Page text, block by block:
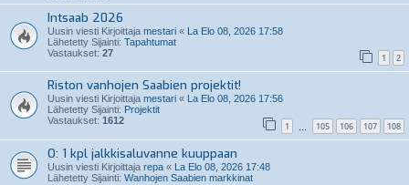
Intsaab 2026
Uusin viesti Kirjoittaja mestari « La Elo 08, 2026 17:58
Lähetetty Sijainti: Tapahtumat
Vastaukset: 27 1 2
Riston vanhojen Saabien projektit!
Uusin viesti Kirjoittaja mestari « La Elo 08, 2026 17:56
Lähetetty Sijainti: Projektit
Vastaukset: 1612 1 105 106 107 108
O: 1 kpl jalkkisaluvanne kuuppaan
Uusin viesti Kirjoittaja repa « La Elo 08, 2026 17:48
Lähetetty Sijainti: Wanhojen Saabien markkinat